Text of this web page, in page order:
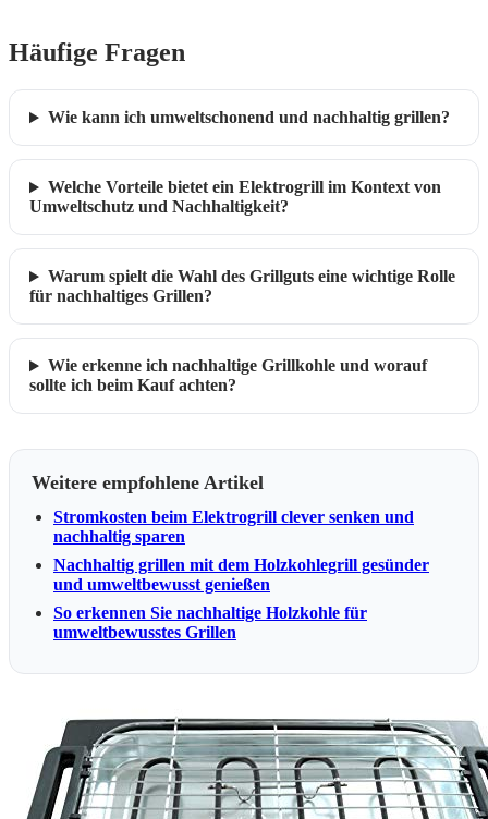
Häufige Fragen
Wie kann ich umweltschonend und nachhaltig grillen?
Welche Vorteile bietet ein Elektrogrill im Kontext von
Umweltschutz und Nachhaltigkeit?
Warum spielt die Wahl des Grillguts eine wichtige Rolle
für nachhaltiges Grillen?
Wie erkenne ich nachhaltige Grillkohle und worauf
sollte ich beim Kauf achten?
Weitere empfohlene Artikel
Stromkosten beim Elektrogrill clever senken und
nachhaltig sparen
Nachhaltig grillen mit dem Holzkohlegrill gesünder
und umweltbewusst genießen
So erkennen Sie nachhaltige Holzkohle für
umweltbewusstes Grillen